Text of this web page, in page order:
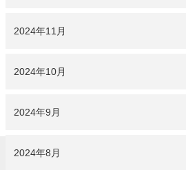
2024年11月
2024年10月
2024年9月
2024年8月